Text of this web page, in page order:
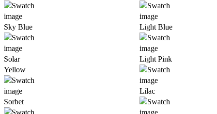
Sky Blue
Solar
Yellow
Sorbet
Light Blue
Light Pink
Lilac